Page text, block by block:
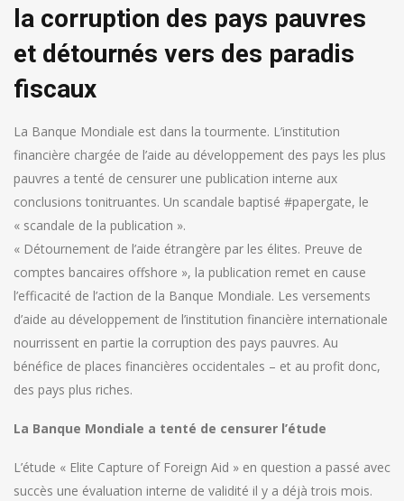
la corruption des pays pauvres
et détournés vers des paradis
fiscaux
La Banque Mondiale est dans la tourmente. L’institution
financière chargée de l’aide au développement des pays les plus
pauvres a tenté de censurer une publication interne aux
conclusions tonitruantes. Un scandale baptisé #papergate, le
« scandale de la publication ».
« Détournement de l’aide étrangère par les élites. Preuve de
comptes bancaires offshore », la publication remet en cause
l’efficacité de l’action de la Banque Mondiale. Les versements
d’aide au développement de l’institution financière internationale
nourrissent en partie la corruption des pays pauvres. Au
bénéfice de places financières occidentales – et au profit donc,
des pays plus riches.
La Banque Mondiale a tenté de censurer l’étude
L’étude « Elite Capture of Foreign Aid » en question a passé avec
succès une évaluation interne de validité il y a déjà trois mois.